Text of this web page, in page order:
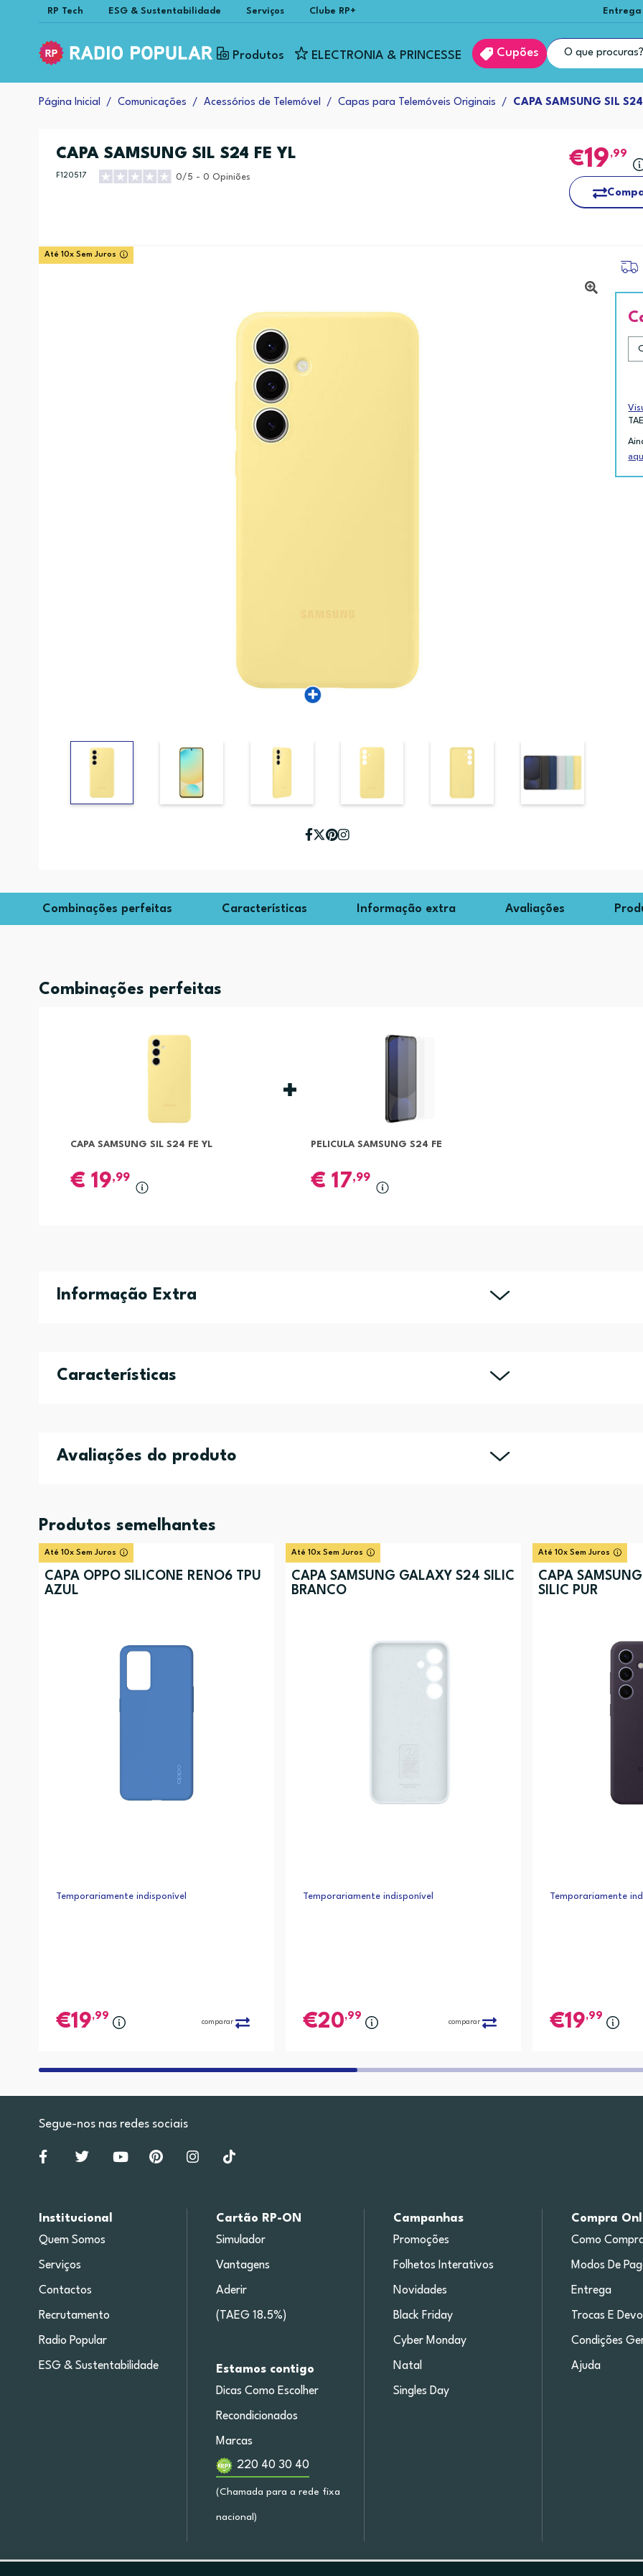
RP Tech ESG & Sustentabilidade Serviços Clube RP+
Produtos ELECTRONIA & PRINCESSE Cupões
Página Inicial Comunicações Acessórios de Telemóvel Capas para Telemóveis Originais CAPA SAMSUNG SIL S24
CAPA SAMSUNG SIL S24 FE YL
F120517 0/5 - 0 Opiniões
19 ,99
Até 10x Sem Juros
Combinações perfeitas Características Informação extra Avaliações
Combinações perfeitas
CAPA SAMSUNG SIL S24 FE YL
€ 19,99
PELICULA SAMSUNG S24 FE
€ 17,99
Informação Extra
Características
Avaliações do produto
Produtos semelhantes
Até 10x Sem Juros
CAPA OPPO SILICONE RENO6 TPU
AZUL
Temporariamente indisponível
19,99
comparar
Até 10x Sem Juros
CAPA SAMSUNG GALAXY S24 SILIC
BRANCO
Temporariamente indisponível
20,99
comparar
Até 10x Sem Juros
CAPA
SILIC PUR
Temporariamente
19,99
Segue-nos nas redes sociais
Institucional
Quem Somos
Serviços
Contactos
Recrutamento
Radio Popular
ESG & Sustentabilidade
Cartão RP-ON
Simulador
Vantagens
Aderir
(TAEG 18.5%)
Estamos contigo
Dicas Como Escolher
Recondicionados
Marcas
220 40 30 40
(Chamada para a rede fixa
nacional)
Campanhas
Promoções
Folhetos Interativos
Novidades
Black Friday
Cyber Monday
Natal
Singles Day
Compra
Como
Modos De
Entrega
Trocas E
Condições
Ajuda